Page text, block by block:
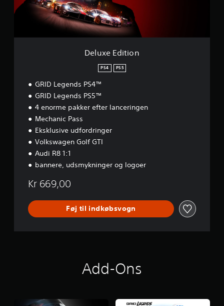
t
n
Deluxe Edition
PS4 PS5
GRID Legends PS4™
GRID Legends PS5™
4 enorme pakker efter lanceringen
Mechanic Pass
Eksklusive udfordringer
Volkswagen Golf GTI
Audi R8 1:1
bannere, udsmykninger og logoer
Kr 669,00
Føj til indkøbsvogn
Add-Ons